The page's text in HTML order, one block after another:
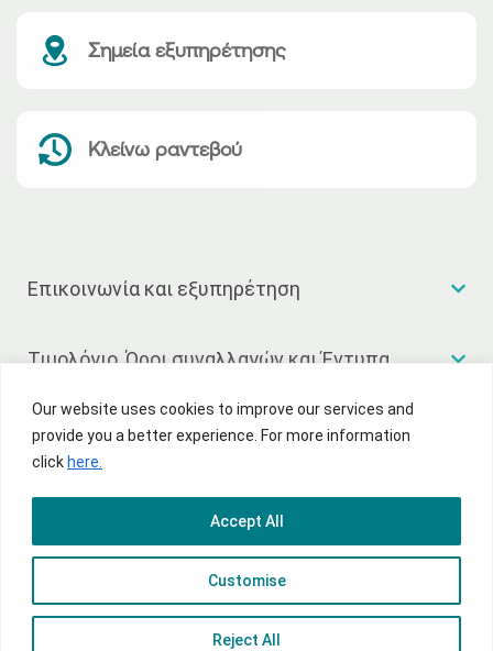
Our website uses cookies to improve our services and
provide you a better experience. For more information
clickhere.
Customise
Reject All
Accept All
Σημεία εξυπηρέτησης
Κλείνω ραντεβού
Επικοινωνία και εξυπηρέτηση
Τιμολόγιο, Όροι συναλλαγών και Έντυπα
Χρήσιμοι σύνδεσμοι
© 2026 National Bank of Greece
Όροι χρήσης Πολιτική Απορρήτου Sitemap